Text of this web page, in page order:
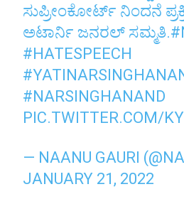
ಸುಪ್ರೀಂಕೋರ್ಟ್ ನಿಂದನೆ
ಅಟಾರ್ನಿ ಜನರಲ್‌ ಸಮ್ಮತಿ.
#HATESPEECH
#NARSINGHANAND
PIC.TWITTER.COM/
— NAANU GAURI
JANUARY 21, 2022